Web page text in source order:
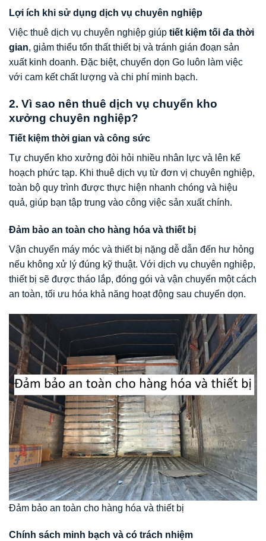
Lợi ích khi sử dụng dịch vụ chuyên nghiệp
Việc thuê dịch vụ chuyên nghiệp giúp tiết kiệm tối đa thời
gian, giảm thiểu tổn thất thiết bị và tránh gián đoạn sản
xuất kinh doanh. Đặc biệt, chuyển dọn Go luôn làm việc
với cam kết chất lượng và chi phí minh bạch.
2. Vì sao nên thuê dịch vụ chuyển kho
xưởng chuyên nghiệp?
Tiết kiệm thời gian và công sức
Tự chuyển kho xưởng đòi hỏi nhiều nhân lực và lên kế
hoạch phức tạp. Khi thuê dịch vụ từ đơn vị chuyên nghiệp,
toàn bộ quy trình được thực hiện nhanh chóng và hiệu
quả, giúp bạn tập trung vào công việc sản xuất chính.
Đảm bảo an toàn cho hàng hóa và thiết bị
Vận chuyển máy móc và thiết bị nặng dễ dẫn đến hư hỏng
nếu không xử lý đúng kỹ thuật. Với dịch vụ chuyên nghiệp,
thiết bị sẽ được tháo lắp, đóng gói và vận chuyển một cách
an toàn, tối ưu hóa khả năng hoạt động sau chuyển dọn.
Đảm bảo an toàn cho hàng hóa và thiết bị
Chính sách minh bạch và có trách nhiệm